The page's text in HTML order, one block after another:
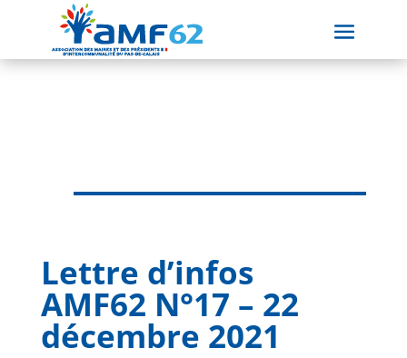
Lettre d’infos
AMF62 N°17 – 22
décembre 2021